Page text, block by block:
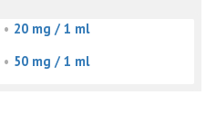
• 20 mg / 1 ml
• 50 mg / 1 ml